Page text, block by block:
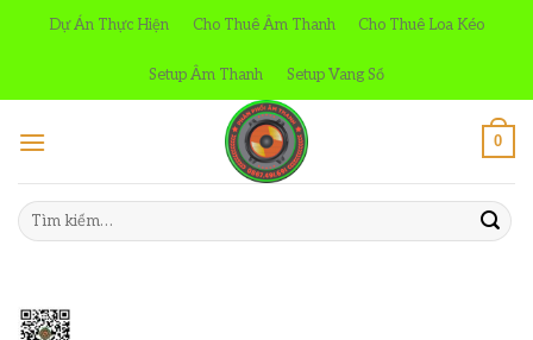
Dự Án Thực Hiện Cho Thuê Âm Thanh Cho Thuê Loa Kéo
Setup Âm Thanh Setup Vang Số
0
Tìm
kiếm: